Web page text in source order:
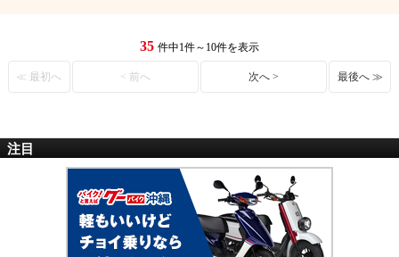
35 件中1件～10件を表示
≪ 最初へ < 前へ 次へ > 最後へ ≫
注目